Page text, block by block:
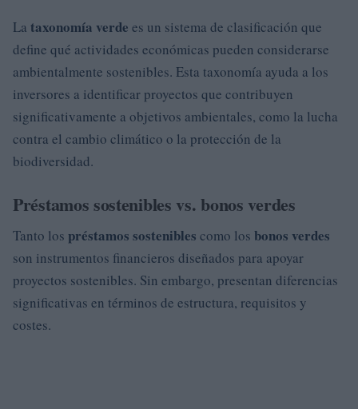
La taxonomía verde es un sistema de clasificación que
define qué actividades económicas pueden considerarse
ambientalmente sostenibles. Esta taxonomía ayuda a los
inversores a identificar proyectos que contribuyen
significativamente a objetivos ambientales, como la lucha
contra el cambio climático o la protección de la
biodiversidad.
Préstamos sostenibles vs. bonos verdes
Tanto los préstamos sostenibles como los bonos verdes
son instrumentos financieros diseñados para apoyar
proyectos sostenibles. Sin embargo, presentan diferencias
significativas en términos de estructura, requisitos y
costes.